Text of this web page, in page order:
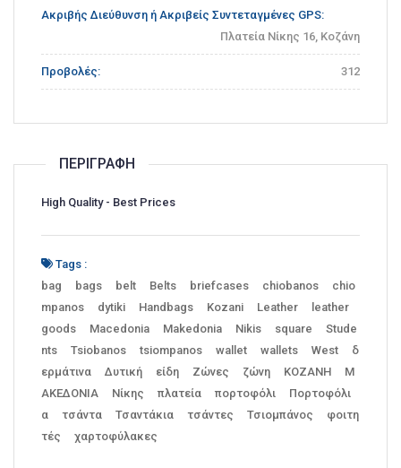
Ακριβής Διεύθυνση ή Ακριβείς Συντεταγμένες GPS:
Πλατεία Νίκης 16, Κοζάνη
Προβολές: 312
ΠΕΡΙΓΡΑΦΉ
High Quality - Best Prices
Tags :
bag
bags belt Belts briefcases chiobanos
chio
mpanos
dytiki Handbags Kozani Leather
leather
goods
Macedonia Makedonia Nikis square
Stude
nts
Tsiobanos tsiompanos wallet wallets West
δ
ερμάτινα
Δυτική είδη Ζώνες ζώνη ΚΟΖΑΝΗ
Μ
ΑΚΕΔΟΝΙΑ
Νίκης πλατεία πορτοφόλι
Πορτοφόλι
α
τσάντα Τσαντάκια τσάντες Τσιομπάνος
φοιτη
τές
χαρτοφύλακες